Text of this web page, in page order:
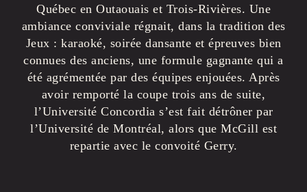
Québec en Outaouais et Trois-Rivières. Une
ambiance conviviale régnait, dans la tradition des
Jeux : karaoké, soirée dansante et épreuves bien
connues des anciens, une formule gagnante qui a
été agrémentée par des équipes enjouées. Après
avoir remporté la coupe trois ans de suite,
l’Université Concordia s’est fait détrôner par
l’Université de Montréal, alors que McGill est
repartie avec le convoité Gerry.